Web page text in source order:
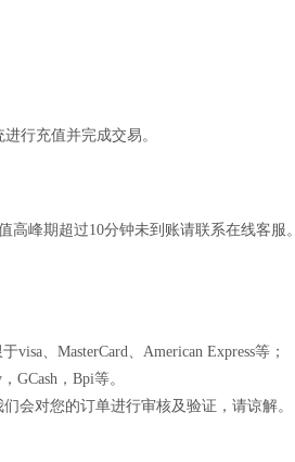
行充值并完成交易。
峰期超过10分钟未到账请联系在线客服。
、MasterCard、American Express等；
GCash，Bpi等。
会对您的订单进行审核及验证，请谅解。